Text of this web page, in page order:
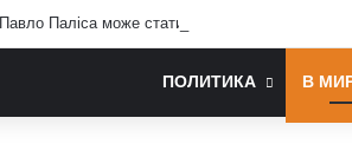
Павло Паліса може стати послом України у США:
ПОЛИТИКА В